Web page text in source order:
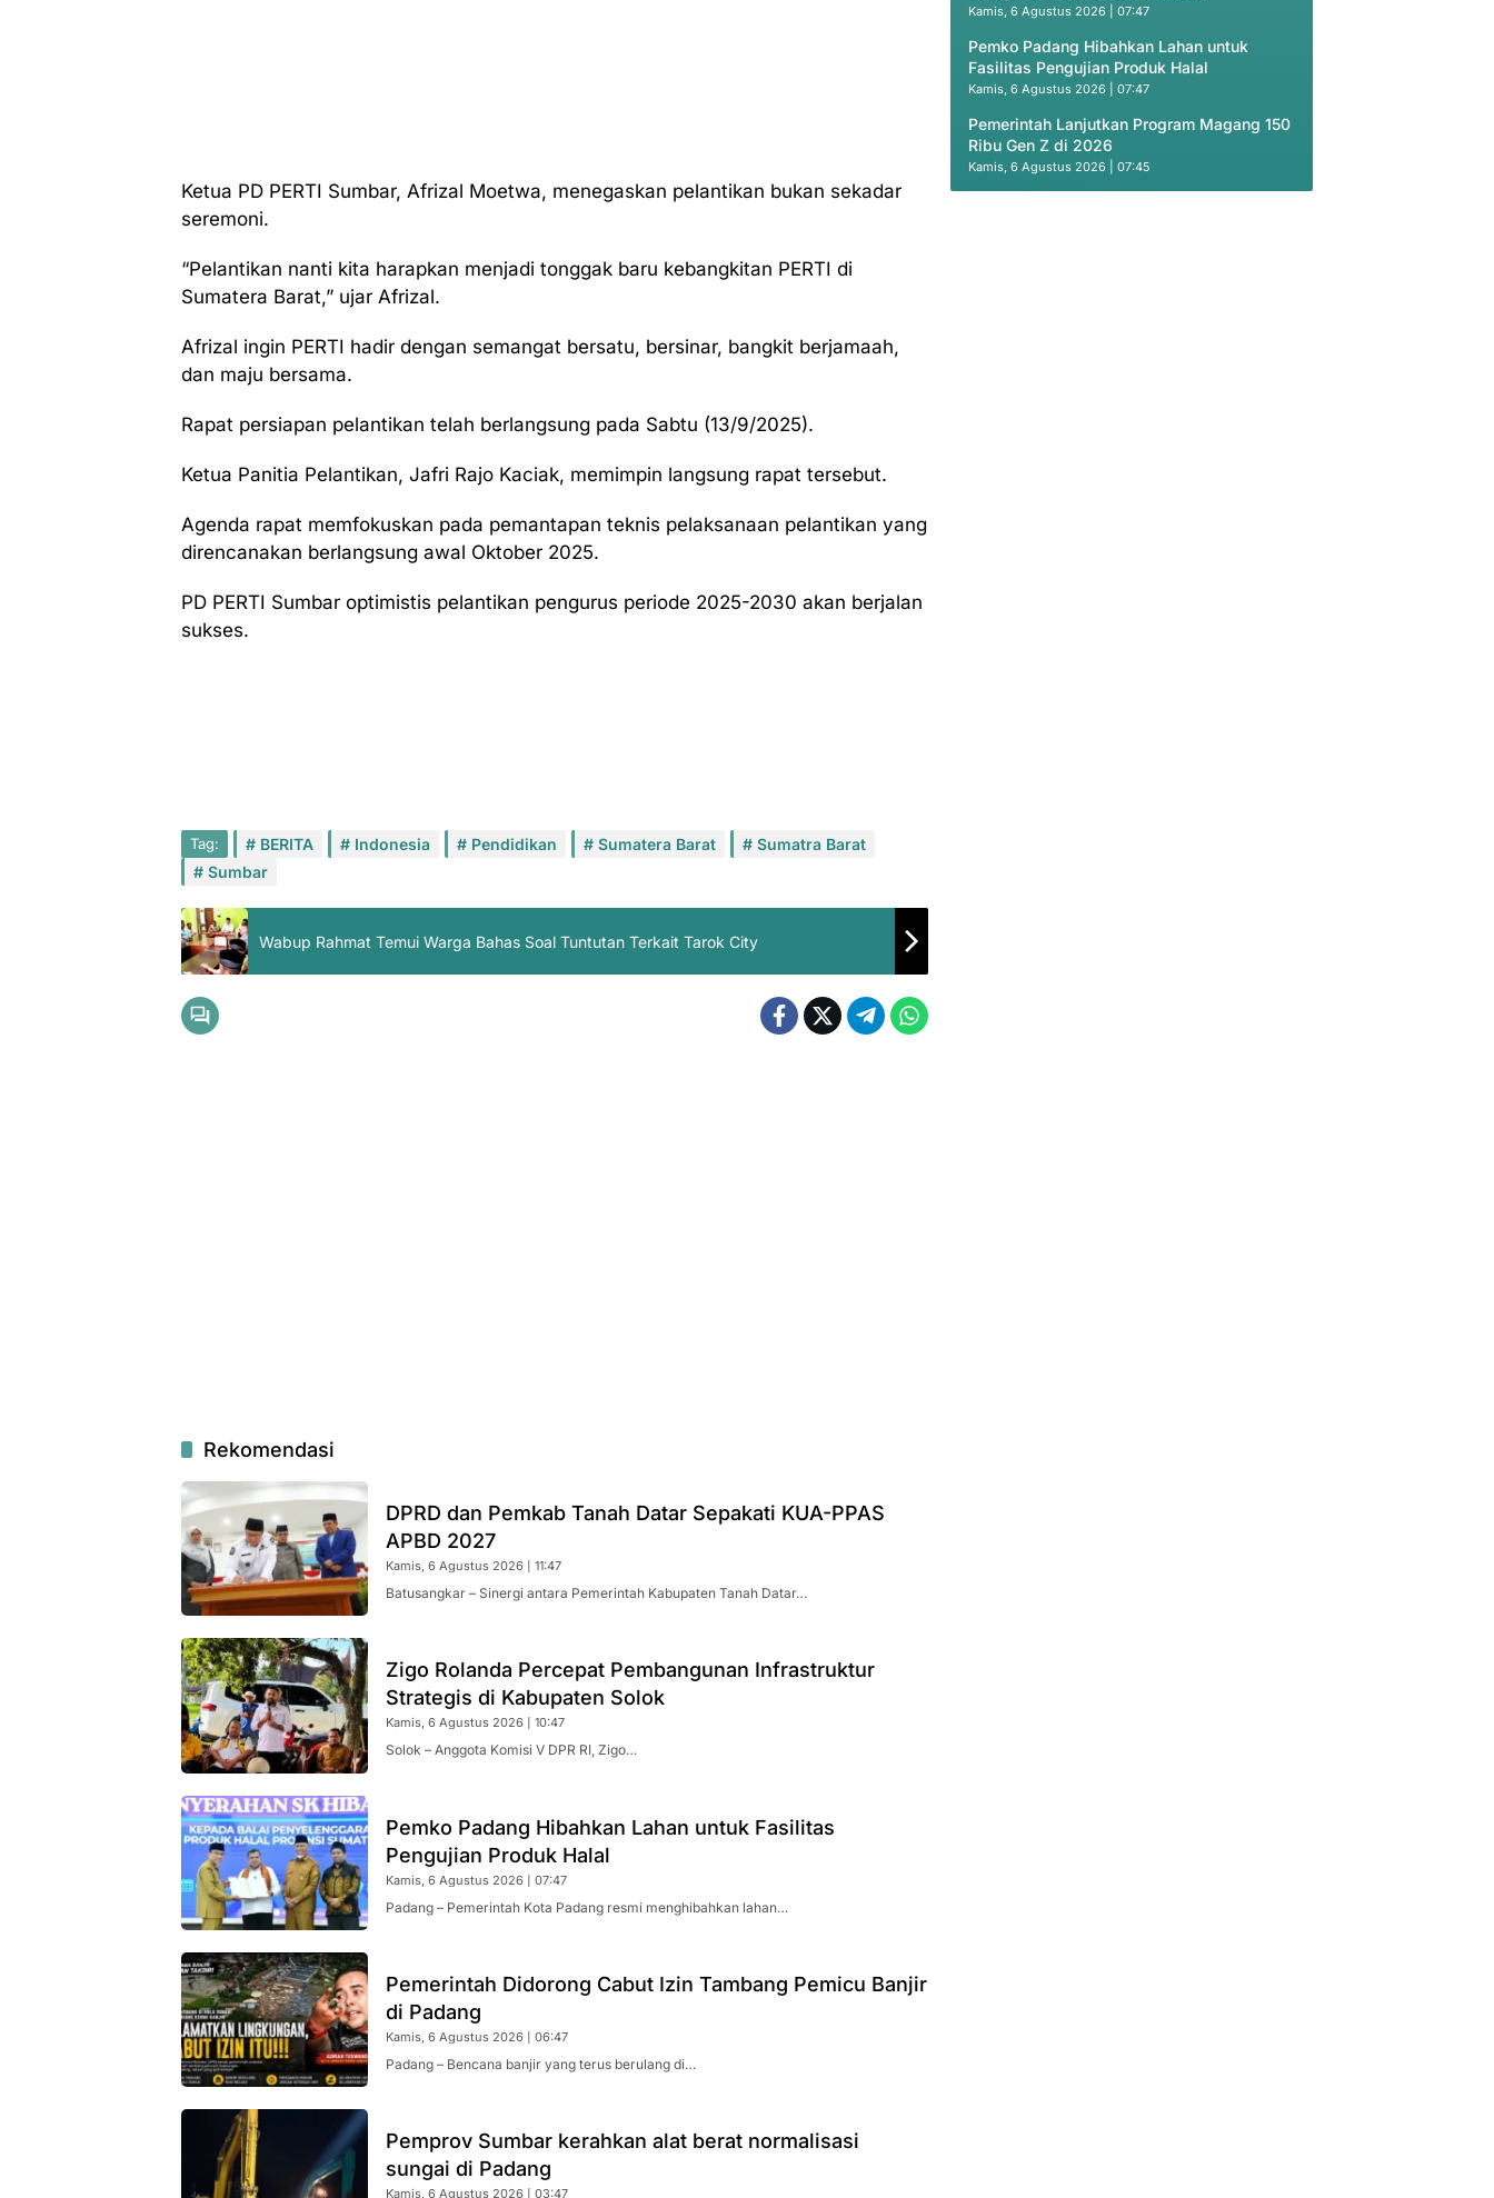
Ketua PD PERTI Sumbar, Afrizal Moetwa, menegaskan pelantikan bukan sekadar
seremoni.
“Pelantikan nanti kita harapkan menjadi tonggak baru kebangkitan PERTI di
Sumatera Barat,” ujar Afrizal.
Afrizal ingin PERTI hadir dengan semangat bersatu, bersinar, bangkit berjamaah,
dan maju bersama.
Rapat persiapan pelantikan telah berlangsung pada Sabtu (13/9/2025).
Ketua Panitia Pelantikan, Jafri Rajo Kaciak, memimpin langsung rapat tersebut.
Agenda rapat memfokuskan pada pemantapan teknis pelaksanaan pelantikan yang
direncanakan berlangsung awal Oktober 2025.
PD PERTI Sumbar optimistis pelantikan pengurus periode 2025-2030 akan berjalan
sukses.
Tag: BERITA Indonesia Pendidikan Sumatera Barat
Sumatra Barat
Sumbar
Wabup Rahmat Temui Warga Bahas Soal Tuntutan Terkait Tarok City
Rekomendasi
DPRD dan Pemkab Tanah Datar Sepakati KUA-PPAS
APBD 2027
Kamis, 6 Agustus 2026 | 11:47
Batusangkar – Sinergi antara Pemerintah Kabupaten Tanah Datar…
Zigo Rolanda Percepat Pembangunan Infrastruktur
Strategis di Kabupaten Solok
Kamis, 6 Agustus 2026 | 10:47
Solok – Anggota Komisi V DPR RI, Zigo…
Pemko Padang Hibahkan Lahan untuk Fasilitas
Pengujian Produk Halal
Kamis, 6 Agustus 2026 | 07:47
Padang – Pemerintah Kota Padang resmi menghibahkan lahan…
Pemerintah Didorong Cabut Izin Tambang Pemicu Banjir
di Padang
Kamis, 6 Agustus 2026 | 06:47
Padang – Bencana banjir yang terus berulang di…
Pemprov Sumbar kerahkan alat berat normalisasi
sungai di Padang
Kamis, 6 Agustus 2026 | 03:47
Kamis, 6 Agustus 2026 | 07:47
Pemko Padang Hibahkan Lahan untuk
Fasilitas Pengujian Produk Halal
Kamis, 6 Agustus 2026 | 07:47
Pemerintah Lanjutkan Program Magang 150
Ribu Gen Z di 2026
Kamis, 6 Agustus 2026 | 07:45